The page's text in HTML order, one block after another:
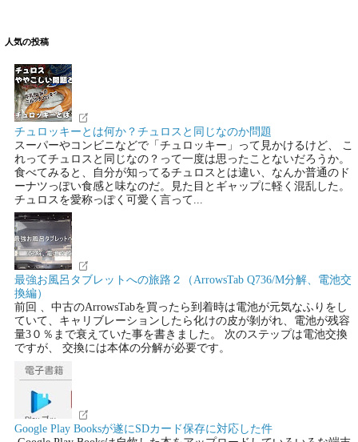
人気の投稿
チュロッキーとは何か？チュロスと同じなのか問題
スーパーやコンビニなどで「チュロッキー」って見かけるけど、 こ
れってチュロスと同じなの？って一度は思ったことないだろうか。
食べてみると、自分が知ってるチュロスとは違い、なんか普通のド
ーナツっぽい食感と味なのだ。見た目とギャップに軽く混乱した。
チュロスを愛称っぽく可愛く言って...
最強お風呂タブレットへの旅路２（ArrowsTab Q736/M分解、電池交
換編）
前回 、中古のArrowsTabを買ったら到着時は電池が元気なふりをし
ていて、キャリブレーションしたら化けの皮が剝がれ、電池が残容
量3０％まで衰えていた事を書きました。 次のステップは電池交換
ですが、 交換には本体の分解が必要です。
Google Play Booksが遂にSDカード保存に対応した件